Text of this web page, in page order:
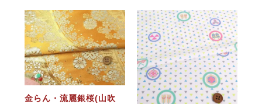
金らん・流麗銀桜(山吹